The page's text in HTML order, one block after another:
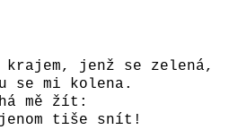
jenž se zelená,
se mi kolena.
mě žít:
tiše snít!